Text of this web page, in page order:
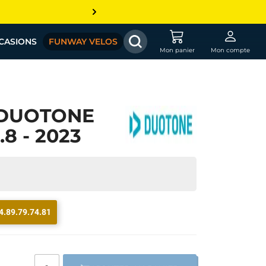
FUNWAY VELOS
Mon panier Mon compte
- 2023